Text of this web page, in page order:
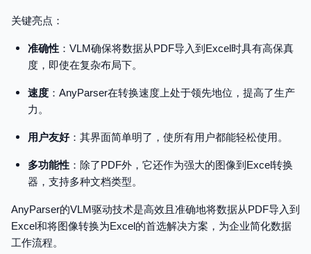
关键亮点：
准确性 ：VLM确保将数据从PDF导入到Excel时具有高保真
度，即使在复杂布局下。
速度 ：AnyParser在转换速度上处于领先地位，提高了生产
力。
用户友好：其界面简单明了，使所有用户都能轻松使用。
多功能性 ：除了PDF外，它还作为强大的图像到Excel转换
器，支持多种文档类型。
AnyParser的VLM驱动技术是高效且准确地将数据从PDF导入到
Excel和将图像转换为Excel的首选解决方案，为企业简化数据
工作流程。